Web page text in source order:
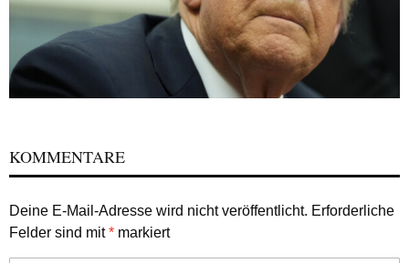
KOMMENTARE
Deine E-Mail-Adresse wird nicht veröffentlicht. Erforderliche
Felder sind mit* markiert